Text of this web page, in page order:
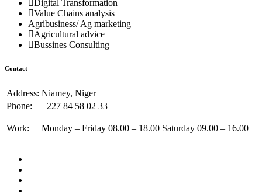
Digital Transformation
Value Chains analysis
Agribusiness/ Ag marketing
Agricultural advice
Bussines Consulting
Contact
Address: Niamey, Niger
Phone:
+227 84 58 02 33
Work: Monday – Friday 08.00 – 18.00 Saturday 09.00 – 16.00